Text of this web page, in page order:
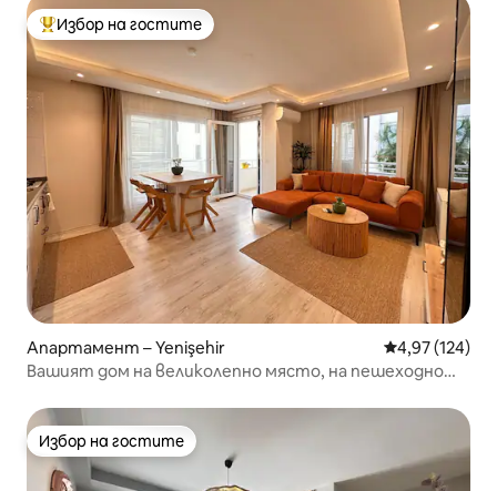
Най-популярен избор на гостите
Избор на гостите
Апартамент – Yenişehir Средна
4,97 (124)
Вашият дом на великолепно място, на пешеходно
Избор на гостите
Избор на гостите